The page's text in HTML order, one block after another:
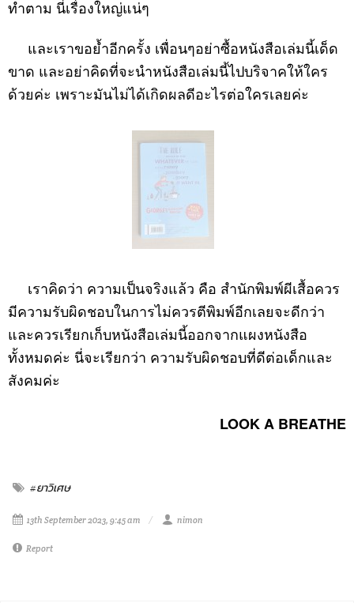
ทำตาม นี่เรื่องใหญ่แน่ๆ
และเราขอย้ำอีกครั้ง เพื่อนๆอย่าซื้อหนังสือเล่มนี้เด็ด
ขาด และอย่าคิดที่จะนำหนังสือเล่มนี้ไปบริจาคให้ใคร
ด้วยค่ะ เพราะมันไม่ได้เกิดผลดีอะไรต่อใครเลยค่ะ
เราคิดว่า ความเป็นจริงแล้ว คือ สำนักพิมพ์ผีเสื้อควร
มีความรับผิดชอบในการไม่ควรตีพิมพ์อีกเลยจะดีกว่า
และควรเรียกเก็บหนังสือเล่มนี้ออกจากแผงหนังสือ
ทั้งหมดค่ะ นี่จะเรียกว่า ความรับผิดชอบที่ดีต่อเด็กและ
สังคมค่ะ
LOOK A BREATHE
#ยาวิเศษ
13th September 2023, 9:45 am nimon
Report